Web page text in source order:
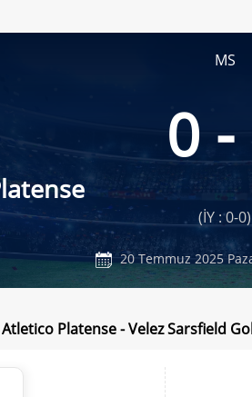
MS
0 -
(İY : 0-0)
20 Temmuz 2025
Platense - Velez Sarsfield